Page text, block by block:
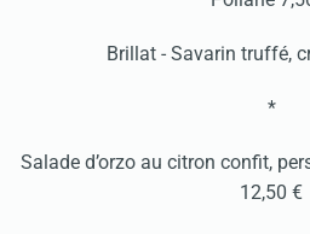
Brillat - Savarin truffé,
*
Salade d’orzo au citron confit,
12,50 €